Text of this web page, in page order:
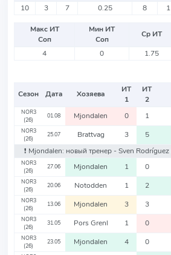
10
3 7 0.25 8 1
Макс ИТ
Соп
Мин ИТ
Соп
Ср ИТ
4
0 1.75
Сезон Дата Хозяева
ИТ
1
ИТ
2
NOR3
(26)
01.08 Mjondalen 0 1
NOR3
(26)
25.07 Brattvag 3 5
❗️ Mjondalen: новый тренер - Sven Rodríguez
NOR3
(26)
27.06 Mjondalen 1 0
NOR3
(26)
20.06 Notodden 1 2
NOR3
(26)
13.06 Mjondalen 3 3
NOR3
(26)
31.05 Pors Grenl 1 0
NOR3
(26)
23.05 Mjondalen 4 0